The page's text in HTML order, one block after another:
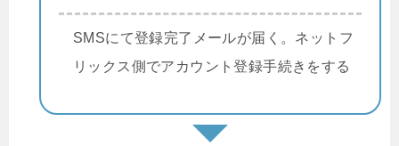
SMSにて登録完了メールが届く。ネットフ
リックス側でアカウント登録手続きをする